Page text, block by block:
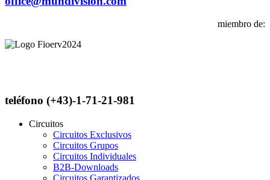
miembro de:
teléfono (+43)-1-71-21-981
Circuitos
Circuitos Exclusivos
Circuitos Grupos
Circuitos Individuales
B2B-Downloads
Circuitos Garantizados